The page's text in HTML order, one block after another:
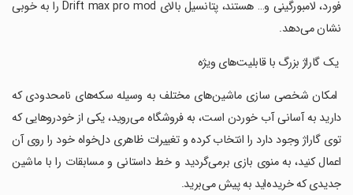
فورد، لامبورگینی و… هستند، پتانسیل بالای Drift max pro mod را به خوبی
نشان می‌دهد.
‏ یک گاراژ بزرگ با قابلیت‌های ویژه
‏ امکان شخصی سازی ماشین‌های مختلف به وسیله سکه‌های نامحدودی که
دارید به آسانی آب خوردن است، به فروشگاه می‌روید، یکی از خودروهایی که
توی گاراژ وجود دارد را انتخاب کرده و تغییرات ظاهری دل‌خواه خود را روی آن
اعمال کنید، به منوی بازی برمی‌گردید و خط داستانی و مسابقات را با ماشین
جدیدی که خریده‌اید به پیش می‌برید.